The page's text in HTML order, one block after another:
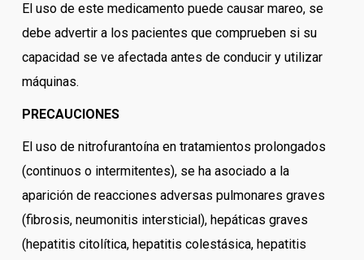
El uso de este medicamento puede causar mareo, se
debe advertir a los pacientes que comprueben si su
capacidad se ve afectada antes de conducir y utilizar
máquinas.
PRECAUCIONES
El uso de nitrofurantoína en tratamientos prolongados
(continuos o intermitentes), se ha asociado a la
aparición de reacciones adversas pulmonares graves
(fibrosis, neumonitis intersticial), hepáticas graves
(hepatitis citolítica, hepatitis colestásica, hepatitis